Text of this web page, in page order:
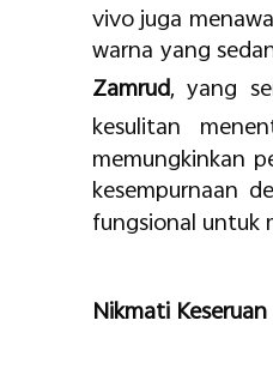
vivo juga
warna yang
Zamrud, yang
kesulitan
memungkinkan
kesempurnaan
fungsional untuk
Nikmati